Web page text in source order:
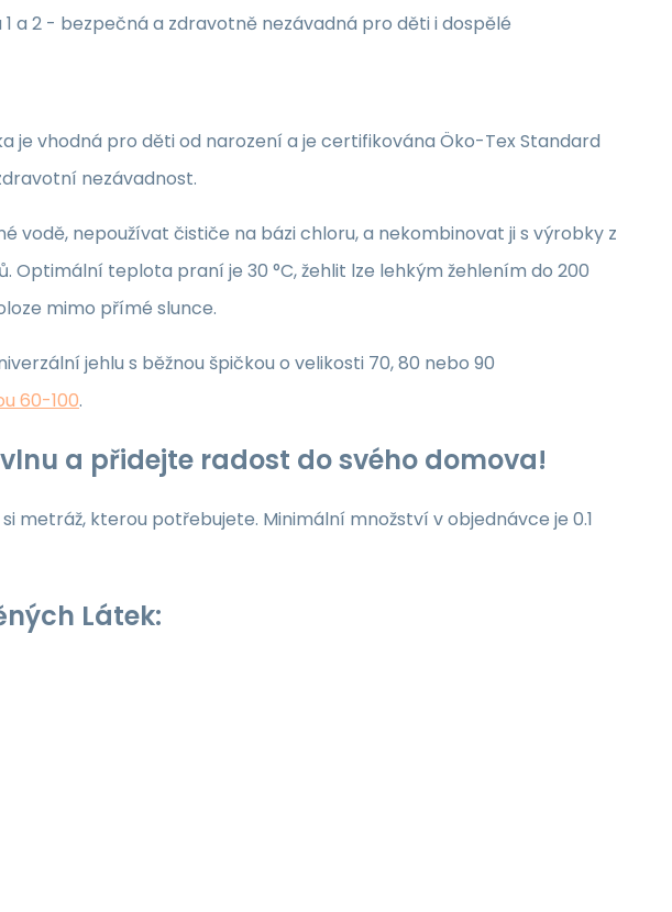
a 2 - bezpečná a zdravotně nezávadná pro děti i dospělé
je vhodná pro děti od narození a je certifikována Öko-Tex Standard
nezávadnost.
vodě, nepoužívat čističe na bázi chloru, a nekombinovat ji s výrobky z
teplota praní je 30 °C, žehlit lze lehkým žehlením do 200
mimo přímé slunce.
jehlu s běžnou špičkou o velikosti 70, 80 nebo 90
60-100.
a přidejte radost do svého domova!
metráž, kterou potřebujete. Minimální množství v objednávce je 0.1
Látek: